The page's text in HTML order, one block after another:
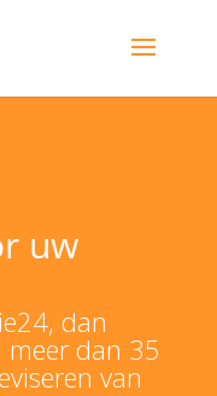
uw
dan
meer dan 35
van